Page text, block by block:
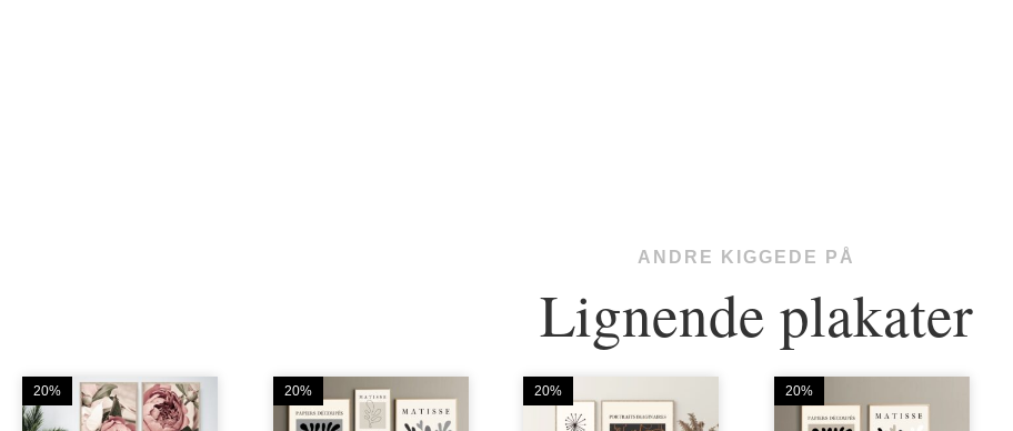
ANDRE KIGGEDE PÅ
Lignende plakater
20% 20% 20% 20%